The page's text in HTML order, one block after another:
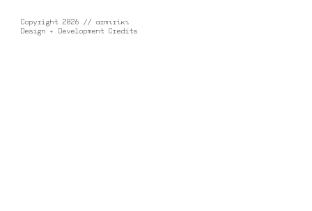
Copyright 2026 // αrmιrίκι
Design + Development Credits